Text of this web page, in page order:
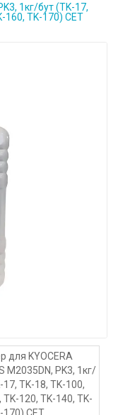
1кг/бут (TK-17,
160, TK-170) CET